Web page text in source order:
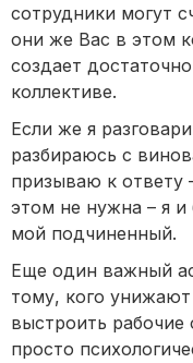
сотрудники могут
они же Вас в этом
создает
коллективе.
Если же я
разбираюсь с
призываю к ответу
этом не нужна – я и
мой подчиненный.
Еще один важный
тому, кого
выстроить рабочие
просто